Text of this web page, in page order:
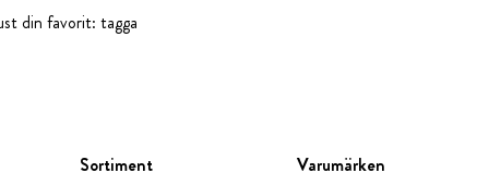
din favorit: tagga
Sortiment Varumärken